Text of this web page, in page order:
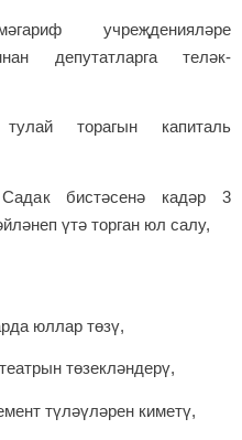
учреҗденияләре
депутатларга теләк-
торагын капиталь
бистәсенә кадәр 3
үтә торган юл салу,
юллар төзү,
төзекләндерү,
түләүләрен киметү,